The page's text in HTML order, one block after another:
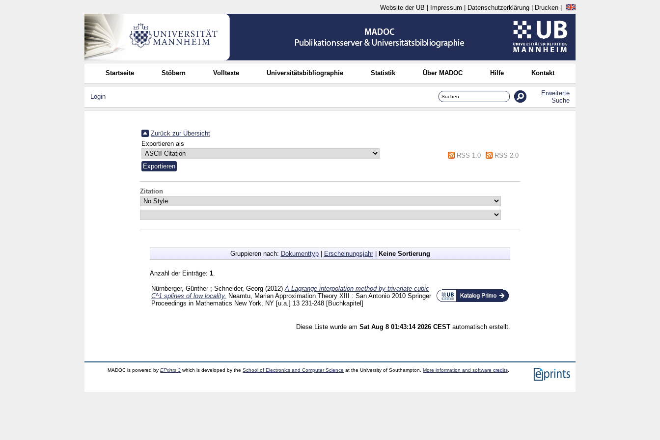
Website der UB Impressum Datenschutzerklärung Drucken
Startseite Stöbern Volltexte Universitätsbibliographie Statistik Über MADOC Hilfe Kontakt
Login
Erweiterte
Suche
Zurück zur Übersicht
Exportieren als
RSS 1.0
RSS 2.0
Zitation
Gruppieren nach: Dokumenttyp| Erscheinungsjahr| Keine Sortierung
Anzahl der Einträge: 1
Nürnberger, Günther; Schneider, Georg (2012) A Lagrange interpolation method by trivariate cubic
C^1 splines of low locality. Neamtu, Marian Approximation Theory XIII : San Antonio 2010 Springer
Proceedings in Mathematics New York, NY [u.a.] 13 231-248 [Buchkapitel]
Diese Liste wurde am Sat Aug 8 01:43:14 2026 CEST automatisch erstellt.
MADOC is powered byEPrints 3 which is developed by theSchool of Electronics and Computer Science at the University of Southampton.More information and software credits